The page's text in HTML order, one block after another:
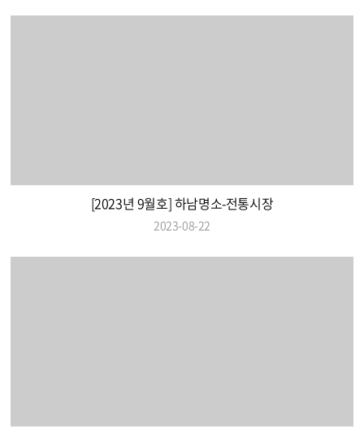
[2023년 9월호] 하남명소-전통시장
2023-08-22